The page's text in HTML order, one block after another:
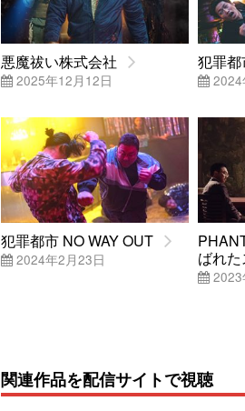
悪魔祓い株式会社
2025年12月12日
犯罪
2024
犯罪都市 NO WAY OUT
2024年2月23日
ばれた
2023
関連作品を配信サイトで視聴